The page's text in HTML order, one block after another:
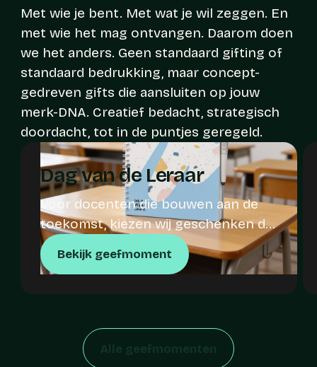
Met wie je bent. Met wat je wil zeggen. En
met wie het mag ontvangen. Daarom doen
we het anders. Geen standaard gifting of
standaard bedrukking, maar concept-
gedreven gifts die aansluiten op jouw
merk-DNA. Creatief bedacht, strategisch
doordacht, tot in de puntjes geregeld.
Dag van de Leraar
Voor docenten die bouwen aan de
toekomst, kiezen wij geschenken die
lang meegaan.
Bekijk geefmoment
Alle geefmomenten